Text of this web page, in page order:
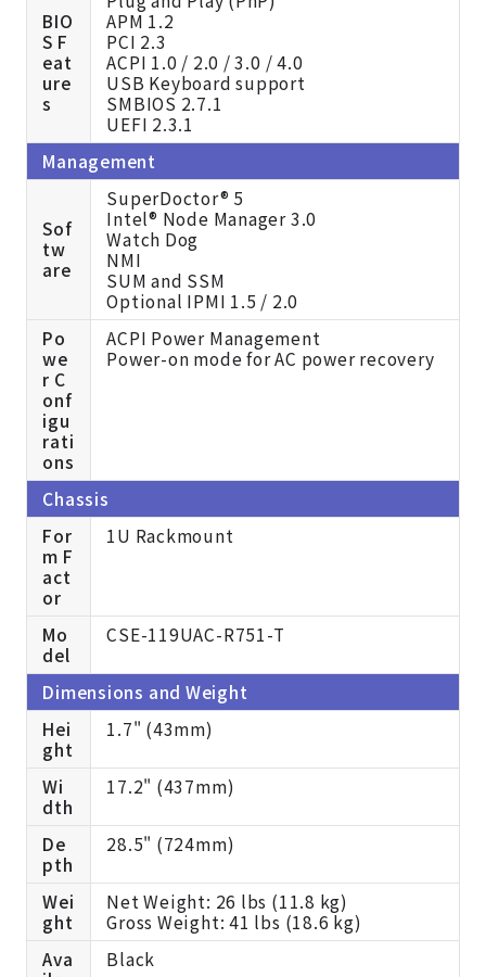
BIO
S F
eat
ure
s
APM 1.2
PCI 2.3
ACPI 1.0 / 2.0 / 3.0 / 4.0
USB Keyboard support
SMBIOS 2.7.1
UEFI 2.3.1
Management
Sof
tw
are
SuperDoctor® 5
Intel® Node Manager 3.0
Watch Dog
NMI
SUM and SSM
Optional IPMI 1.5 / 2.0
Po
we
r C
onf
igu
rati
ons
ACPI Power Management
Power-on mode for AC power recovery
Chassis
For
m F
act
or
1U Rackmount
Mo
del
CSE-119UAC-R751-T
Dimensions and Weight
Hei
ght
1.7" (43mm)
Wi
dth
17.2" (437mm)
De
pth
28.5" (724mm)
Wei
ght
Net Weight: 26 lbs (11.8 kg)
Gross Weight: 41 lbs (18.6 kg)
Ava
Black